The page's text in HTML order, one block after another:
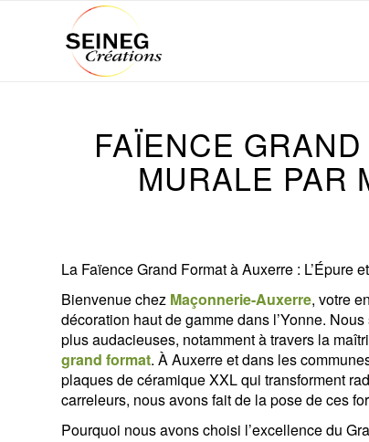
FAÏENCE
MURALE PAR
La Faïence Grand Format à Auxerre : L’Épure
Bienvenue chez Maçonnerie-Auxerre, votre
décoration haut de gamme dans l’Yonne.
plus audacieuses, notamment à travers la
grand format. À Auxerre et dans les
plaques de céramique XXL qui transforment
carreleurs, nous avons fait de la pose de ces
Pourquoi nous avons choisi l’excellence du